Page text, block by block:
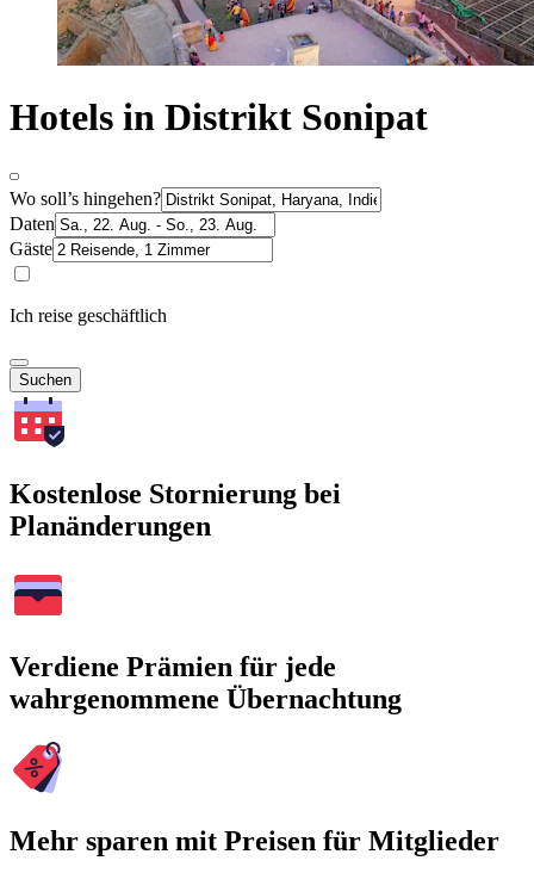
Hotels in Distrikt Sonipat
Wo soll’s hingehen?
Daten
Gäste
Ich reise geschäftlich
Suchen
Kostenlose Stornierung bei
Planänderungen
Verdiene Prämien für jede
wahrgenommene Übernachtung
Mehr sparen mit Preisen für Mitglieder